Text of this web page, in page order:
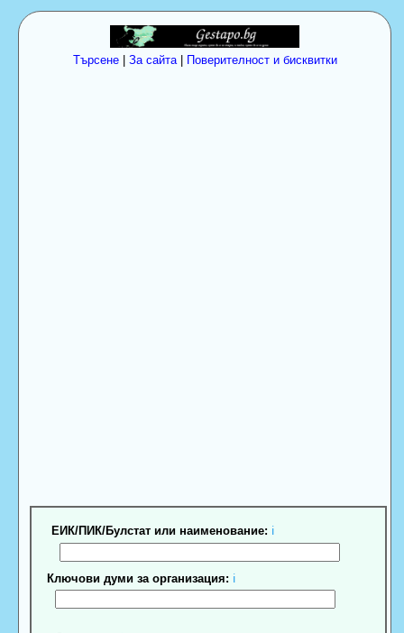
Търсене| За сайта| Поверителност и бисквитки
ЕИК/ПИК/Булстат или наименование: ℹ
Ключови думи за организация: ℹ